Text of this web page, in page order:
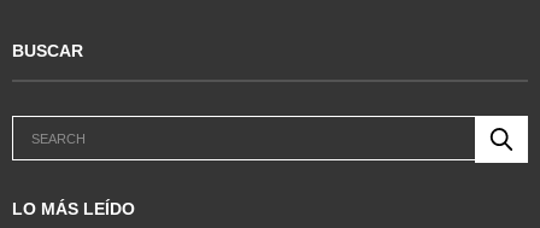
BUSCAR
LO MÁS LEÍDO